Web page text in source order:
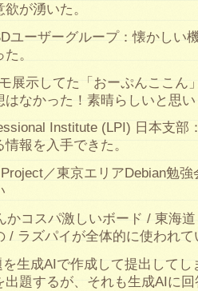
が湧いた。
ユーザーグループ：懐かしい
。
展示してた「おーぷんここん
はなかった！素晴らしいと思
Institute (LPI) 日本支部
報を入手できた。
／東京エリアDebian勉
かコスパ激しいボード / 東海
/ ラズパイが全体的に使われ
生成AIで作成して提出して
出題するが、それも生成AIに